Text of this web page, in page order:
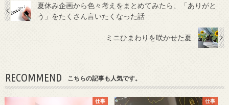
夏休み企画から色々考えをまとめてみたら、「ありがと
う」をたくさん言いたくなった話
ミニひまわりを咲かせた夏
RECOMMEND こちらの記事も人気です。
仕事 仕事